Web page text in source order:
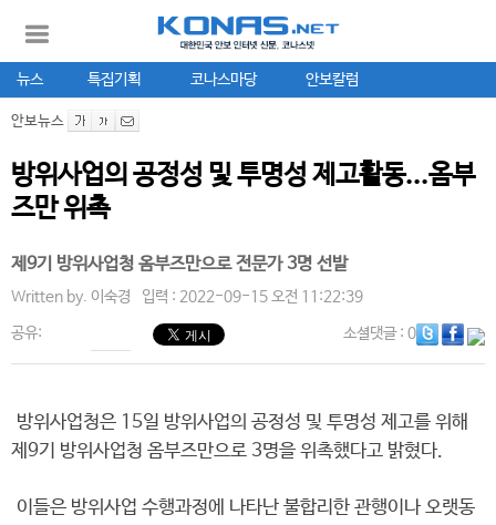
뉴스 특집기획 코나스마당 안보칼럼
안보뉴스
방위사업의 공정성 및 투명성 제고활동...옴부
즈만 위촉
제9기 방위사업청 옴부즈만으로 전문가 3명 선발
Written by. 이숙경 입력 : 2022-09-15 오전 11:22:39
공유: 소셜댓글: 0
방위사업청은 15일 방위사업의 공정성 및 투명성 제고를 위해
제9기 방위사업청 옴부즈만으로 3명을 위촉했다고 밝혔다.
이들은 방위사업 수행과정에 나타난 불합리한 관행이나 오랫동